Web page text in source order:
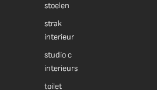
stoelen
strak
interieur
studio c
interieurs
toilet